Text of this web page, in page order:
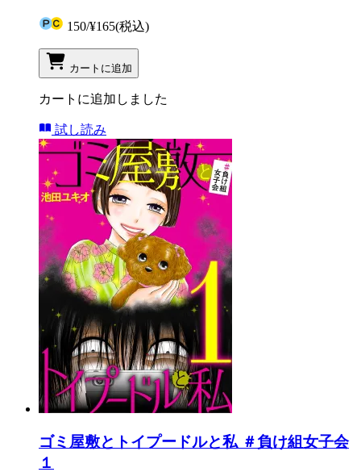
150/¥165(税込)
カートに追加
カートに追加しました
試し読み
ゴミ屋敷とトイプードルと私 ＃負け組女子会
１